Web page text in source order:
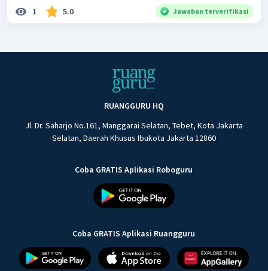
1 5.0 Jawaban terverifikasi
RUANGGURU HQ
Jl. Dr. Saharjo No.161, Manggarai Selatan, Tebet, Kota Jakarta
Selatan, Daerah Khusus Ibukota Jakarta 12860
Coba GRATIS Aplikasi Roboguru
Coba GRATIS Aplikasi Ruangguru